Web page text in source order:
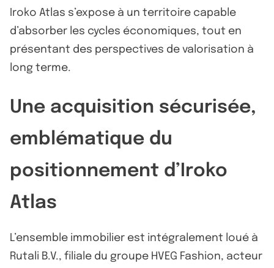
Iroko Atlas s’expose à un territoire capable
d’absorber les cycles économiques, tout en
présentant des perspectives de valorisation à
long terme.
Une acquisition sécurisée,
emblématique du
positionnement d’Iroko
Atlas
L’ensemble immobilier est intégralement loué à
Rutali B.V., filiale du groupe HVEG Fashion, acteur